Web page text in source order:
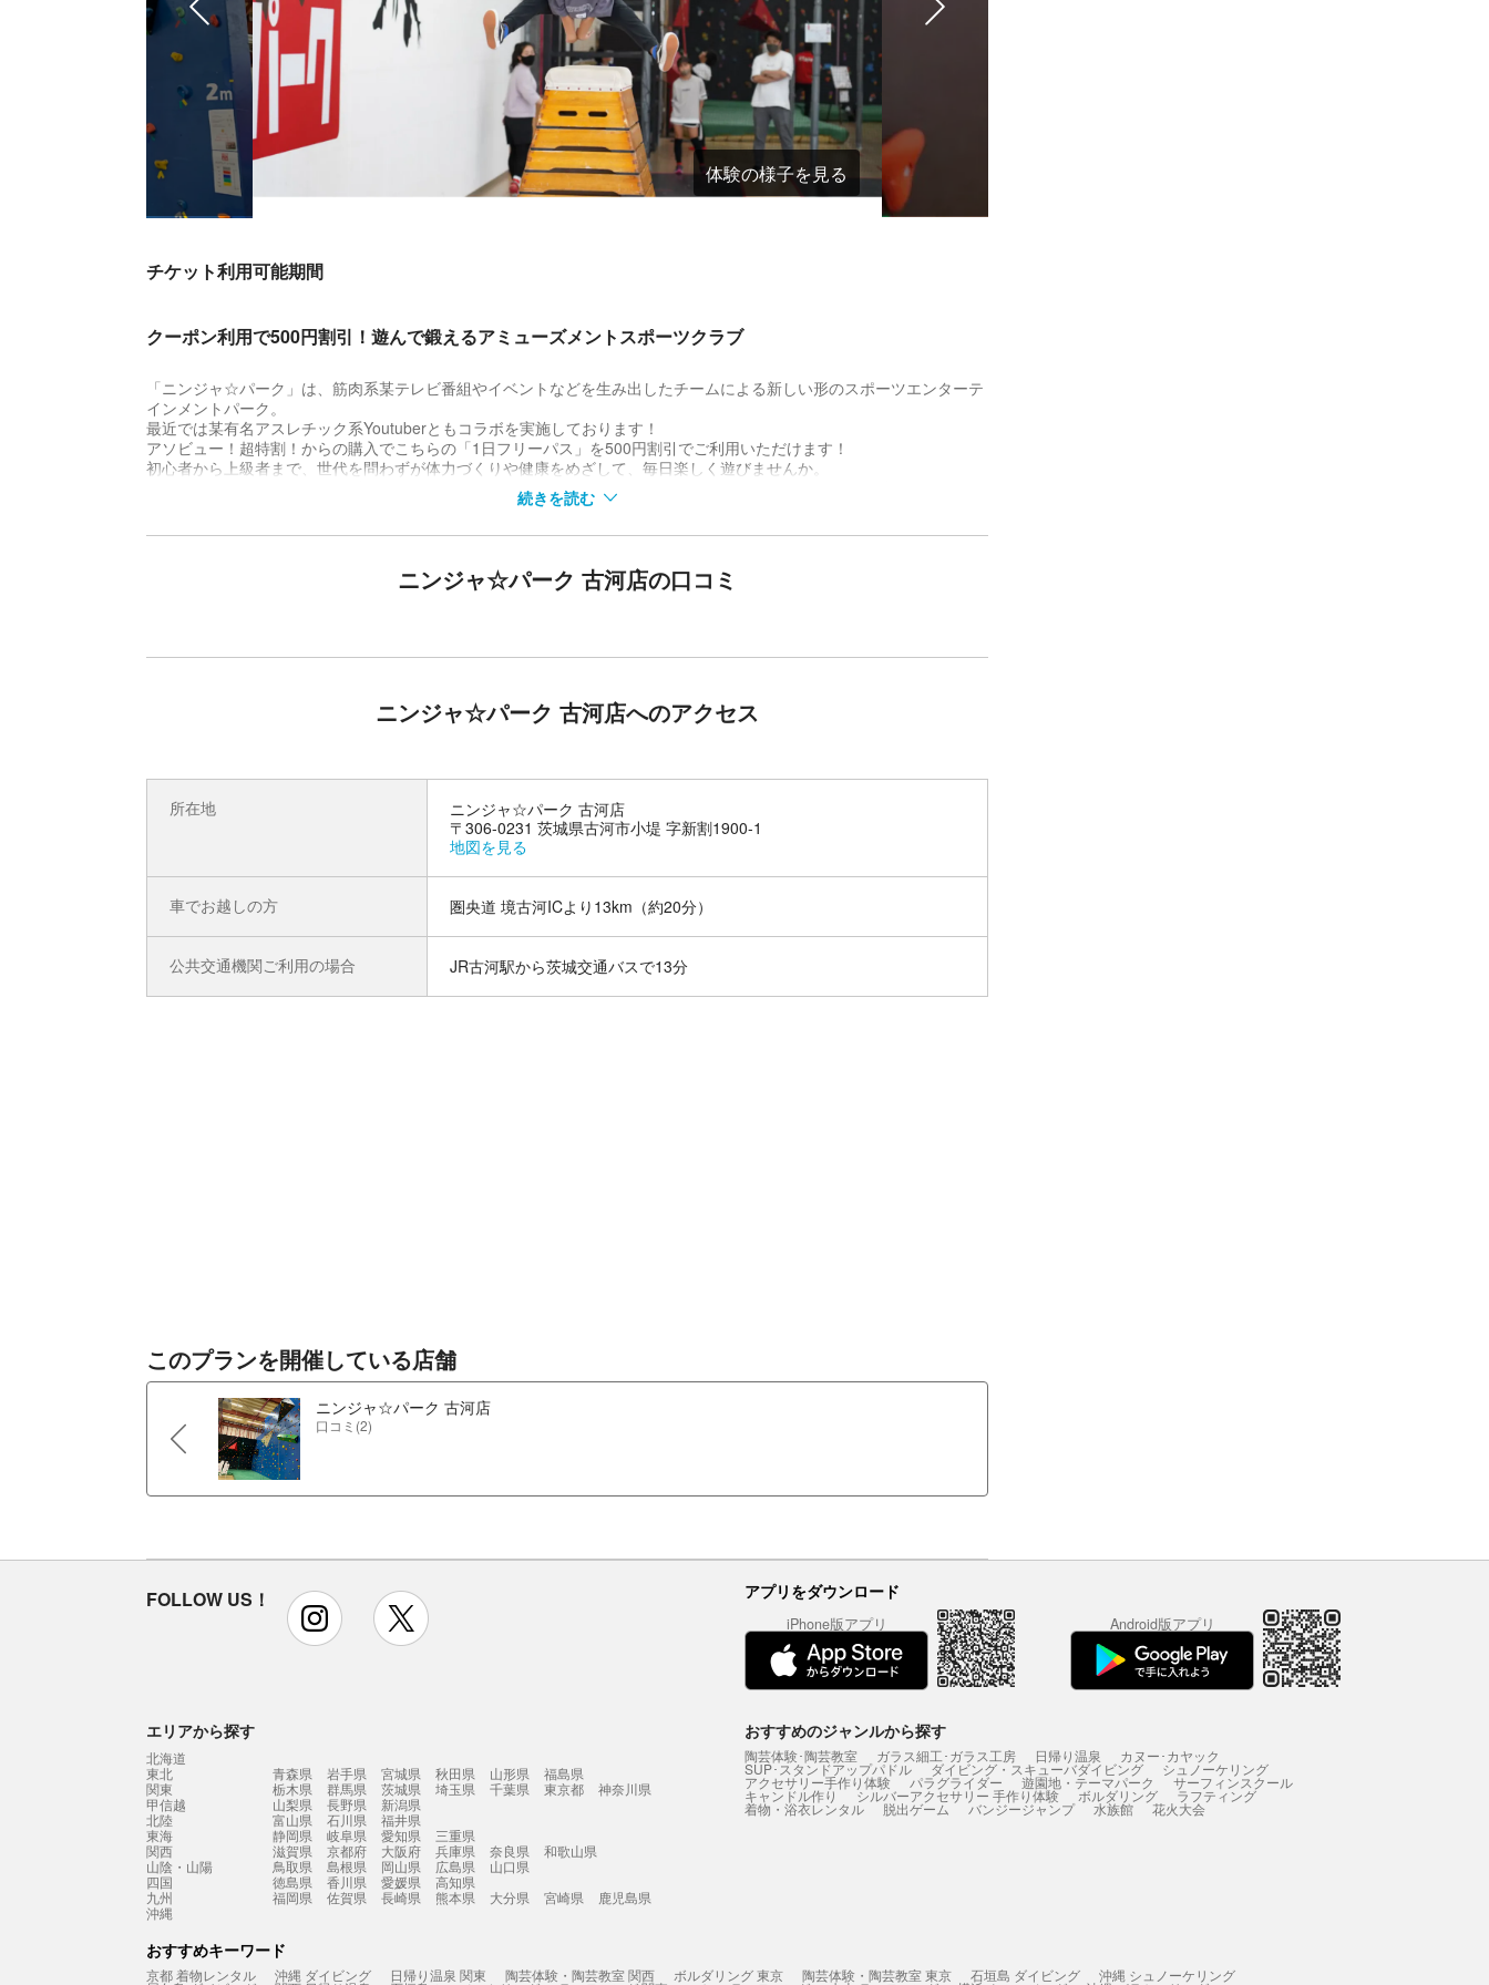
体験の様子を見る
チケット利用可能期間
クーポン利用で500円割引！遊んで鍛えるアミューズメントスポーツクラブ
「ニンジャ☆パーク」は、筋肉系某テレビ番組やイベントなどを生み出したチームによる新しい形のスポーツエンターテ
インメントパーク。
最近では某有名アスレチック系Youtuberともコラボを実施しております！
アソビュー！超特割！からの購入でこちらの「1日フリーパス」を500円割引でご利用いただけます！
初心者から上級者まで、世代を問わずが体力づくりや健康をめざして、毎日楽しく遊びませんか。
※ご入会には初回のみ入会登録料500円（会員カード、ニンジャ靴下を含む）がかかります。当日現地でお支払いくださ
大人気なトランポリンエリア、安全に遊べる空間に本格アスレチックコースを設置したキッズエリアなど
ダイエットに人気のトランポリンエリアなど、大人から小さなお子様まで楽しめるエリアが備わっています。
続きを読む
ニンジャ☆パーク 古河店の口コミ
ニンジャ☆パーク 古河店へのアクセス
所在地
ニンジャ☆パーク 古河店
〒306-0231 茨城県古河市小堤 字新割1900-1
地図を見る
車でお越しの方 圏央道 境古河ICより13km（約20分）
公共交通機関ご利用の場合 JR古河駅から茨城交通バスで13分
このプランを開催している店舗
ニンジャ☆パーク 古河店
口コミ(2)
FOLLOW US！ instagram アプリをダウンロード
iPhone版アプリ Android版アプリ
エリアから探す
北海道
東北
青森県 岩手県 宮城県 秋田県 山形県
福島県
関東
栃木県 群馬県 茨城県 埼玉県 千葉県 東京都
神奈川県
甲信越
山梨県 長野県
新潟県
北陸
富山県 石川県
福井県
東海
静岡県 岐阜県 愛知県
三重県
関西
滋賀県 京都府 大阪府 兵庫県 奈良県
和歌山県
山陰・山陽
鳥取県 島根県 岡山県 広島県
山口県
四国
徳島県 香川県 愛媛県
高知県
九州
福岡県 佐賀県 長崎県 熊本県 大分県 宮崎県
鹿児島県
沖縄
おすすめのジャンルから探す
陶芸体験･陶芸教室 ガラス細工･ガラス工房 日帰り温泉 カヌー･カヤック
SUP･スタンドアップパドル ダイビング・スキューバダイビング シュノーケリング
アクセサリー手作り体験 パラグライダー 遊園地・テーマパーク サーフィンスクール
キャンドル作り シルバーアクセサリー 手作り体験 ボルダリング ラフティング
着物・浴衣レンタル 脱出ゲーム バンジージャンプ 水族館 花火大会
おすすめキーワード
京都 着物レンタル 沖縄 ダイビング 日帰り温泉 関東 陶芸体験・陶芸教室 関西 ボルダリング 東京 陶芸体験・陶芸教室 東京 石垣島 ダイビング 沖縄 シュノーケリング